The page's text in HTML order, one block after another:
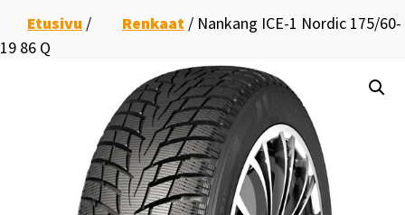
Etusivu / Renkaat / Nankang ICE-1 Nordic 175/60-
19 86 Q